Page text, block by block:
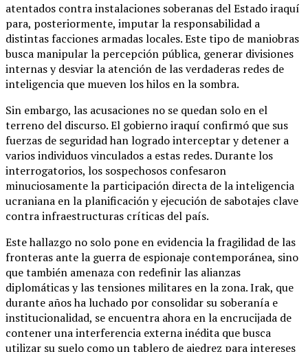
atentados contra instalaciones soberanas del Estado iraquí
para, posteriormente, imputar la responsabilidad a
distintas facciones armadas locales. Este tipo de maniobras
busca manipular la percepción pública, generar divisiones
internas y desviar la atención de las verdaderas redes de
inteligencia que mueven los hilos en la sombra.
Sin embargo, las acusaciones no se quedan solo en el
terreno del discurso. El gobierno iraquí confirmó que sus
fuerzas de seguridad han logrado interceptar y detener a
varios individuos vinculados a estas redes. Durante los
interrogatorios, los sospechosos confesaron
minuciosamente la participación directa de la inteligencia
ucraniana en la planificación y ejecución de sabotajes clave
contra infraestructuras críticas del país.
Este hallazgo no solo pone en evidencia la fragilidad de las
fronteras ante la guerra de espionaje contemporánea, sino
que también amenaza con redefinir las alianzas
diplomáticas y las tensiones militares en la zona. Irak, que
durante años ha luchado por consolidar su soberanía e
institucionalidad, se encuentra ahora en la encrucijada de
contener una interferencia externa inédita que busca
utilizar su suelo como un tablero de ajedrez para intereses